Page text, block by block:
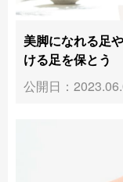
美脚になれる足
ける足を保とう
公開日：